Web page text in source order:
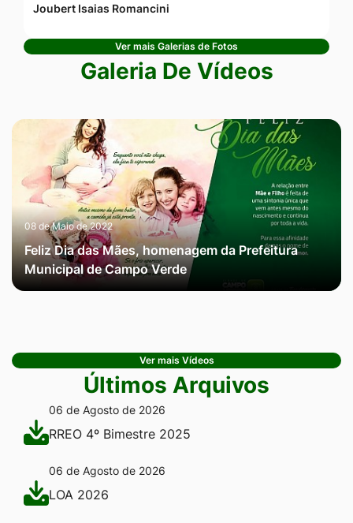
Joubert Isaias Romancini
Ver mais Galerias de Fotos
Galeria De Vídeos
08 de Maio de 2022
Feliz Dia das Mães, homenagem da Prefeitura
Municipal de Campo Verde
Ver mais Vídeos
Últimos Arquivos
06 de Agosto de 2026
RREO 4º Bimestre 2025
06 de Agosto de 2026
LOA 2026